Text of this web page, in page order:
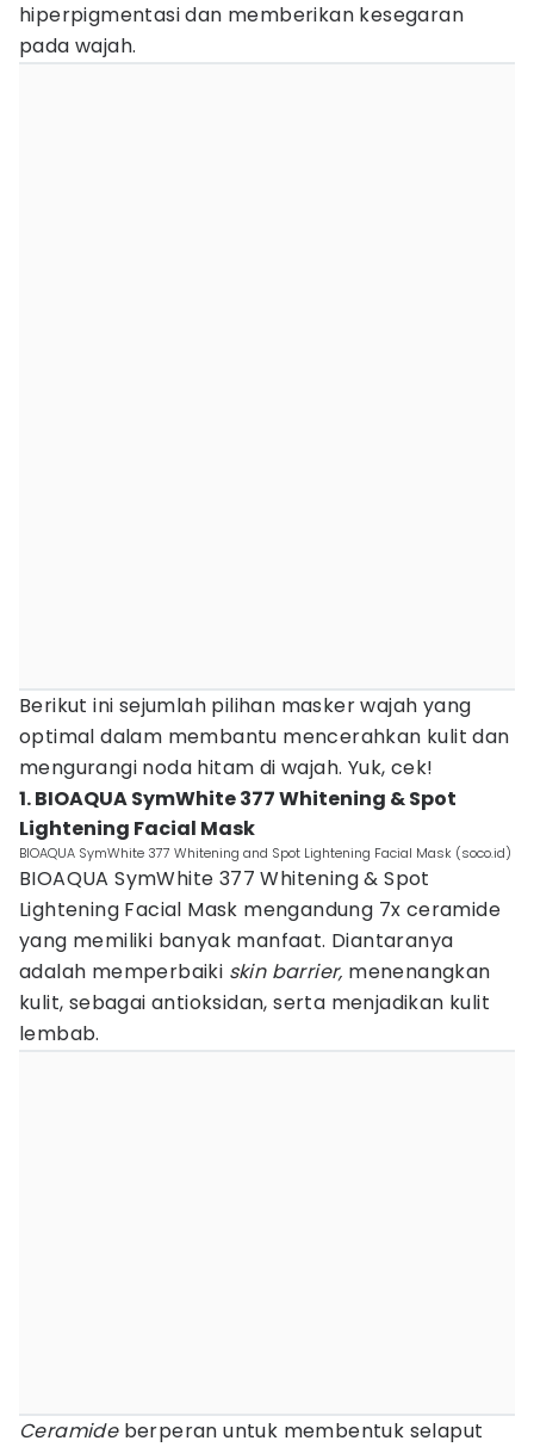
hiperpigmentasi dan memberikan kesegaran
pada wajah.
Berikut ini sejumlah pilihan masker wajah yang
optimal dalam membantu mencerahkan kulit dan
mengurangi noda hitam di wajah. Yuk, cek!
1. BIOAQUA SymWhite 377 Whitening & Spot
Lightening Facial Mask
BIOAQUA SymWhite 377 Whitening and Spot Lightening Facial Mask (soco.id)
BIOAQUA SymWhite 377 Whitening & Spot
Lightening Facial Mask mengandung 7x ceramide
yang memiliki banyak manfaat. Diantaranya
adalah memperbaiki skin barrier, menenangkan
kulit, sebagai antioksidan, serta menjadikan kulit
lembab.
Ceramideberperan untuk membentuk selaput